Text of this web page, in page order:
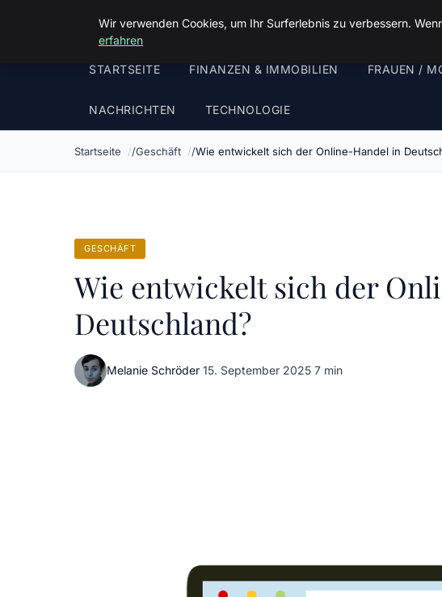
Luther In Bs
STARTSEITE FINANZEN & IMMOBILIEN FRAUEN /
NACHRICHTEN TECHNOLOGIE
Startseite Geschäft Wie entwickelt sich der Online-Handel in
GESCHÄFT
Wie entwickelt sich der
Deutschland?
Melanie Schröder·15. September 2025·7 min
Wir verwenden Cookies, um Ihr Surferlebnis zu verbessern.
erfahren